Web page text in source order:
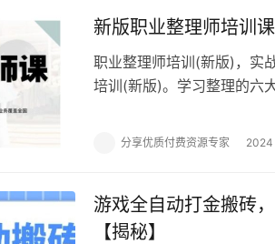
新版职业整理师培训
职业整理师培训(新版)，实
培训(新版)。学习整理的六
分享优质付费资源专家 2024
游戏全自动打金搬砖
【揭秘】